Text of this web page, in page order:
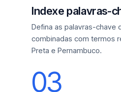
Indexe palavras-
Defina as palavras-chave
combinadas com termos
Preta e Pernambuco.
03